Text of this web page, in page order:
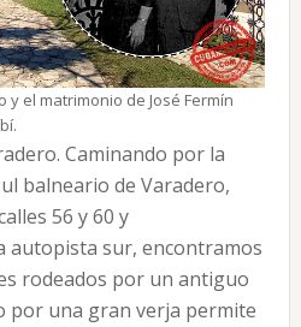
y el matrimonio de José Fermín
Caminando por la
balneario de Varadero,
56 y 60 y
autopista sur, encontramos
rodeados por un antiguo
por una gran verja permite